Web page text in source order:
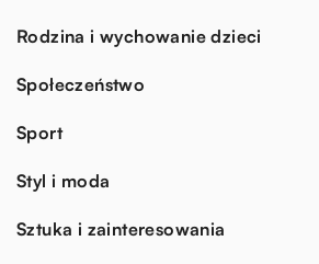
Rodzina i wychowanie dzieci
Społeczeństwo
Sport
Styl i moda
Sztuka i zainteresowania